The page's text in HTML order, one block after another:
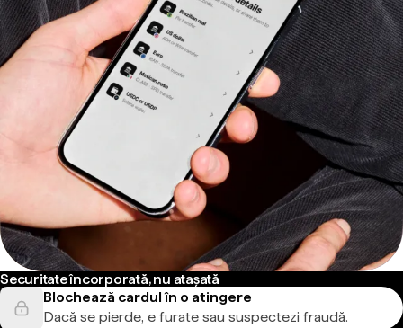
Securitate încorporată, nu atașată
Blochează cardul în o atingere
Dacă se pierde, e furate sau suspectezi fraudă.